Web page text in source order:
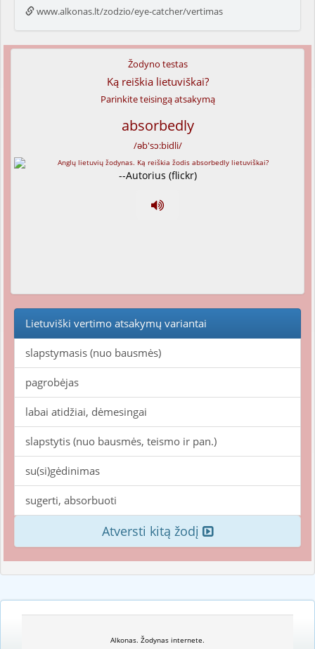
www.alkonas.lt/zodzio/eye-catcher/vertimas
Žodyno testas
Ką reiškia lietuviškai?
Parinkite teisingą atsakymą
absorbedly
/əb'sɔ:bidli/
--Autorius (flickr)
Lietuviški vertimo atsakymų variantai
slapstymasis (nuo bausmės)
pagrobėjas
labai atidžiai, dėmesingai
slapstytis (nuo bausmės, teismo ir pan.)
su(si)gėdinimas
sugerti, absorbuoti
Atversti kitą žodį
Alkonas. Žodynas internete.